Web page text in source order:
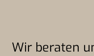
Wir beraten